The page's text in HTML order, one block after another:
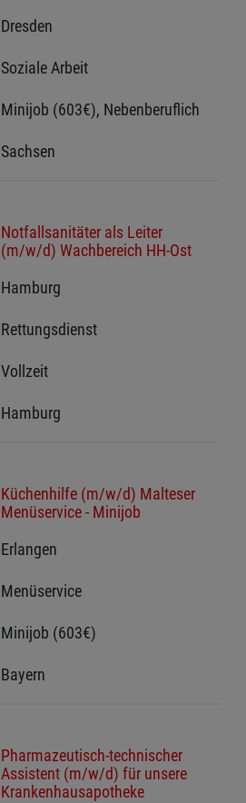
Dresden
Soziale Arbeit
Minijob (603€), Nebenberuflich
Sachsen
Notfallsanitäter als Leiter
(m/w/d) Wachbereich HH-Ost
Hamburg
Rettungsdienst
Vollzeit
Hamburg
Küchenhilfe (m/w/d) Malteser
Menüservice - Minijob
Erlangen
Menüservice
Minijob (603€)
Bayern
Pharmazeutisch-technischer
Assistent (m/w/d) für unsere
Krankenhausapotheke